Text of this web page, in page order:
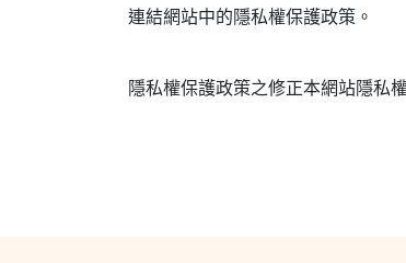
連結網站中的隱私權保護政策。
隱私權保護政策之修正本網站隱私